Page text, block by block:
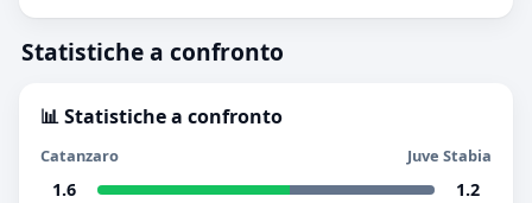
Statistiche a confronto
📊 Statistiche a confronto
Catanzaro Juve Stabia
1.6 1.2